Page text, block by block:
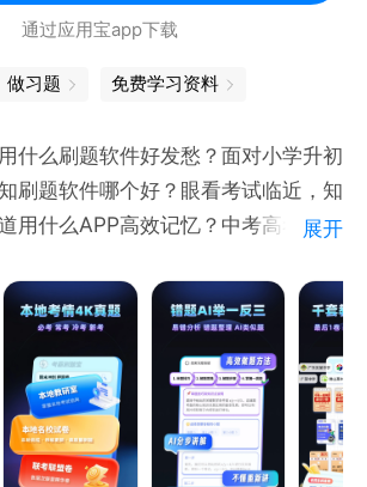
向突破，刷题更高效！
计错题，针对性巩固练习，难题易错
领取免费资料哦！
，用的顺手记得帮忙给个好评呦(～
通过应用宝app下载
做习题 免费学习资料
什么刷题软件好发愁？面对小学升初
刷题软件哪个好？眼看考试临近，知
用什么APP高效记忆？中考高考会考
4K题库
、冷考、新考”，收录百强名校、联盟
的名校试卷真题。无论是小升初分班
轴题，用命题人思维精准训练。
千套教辅
展开